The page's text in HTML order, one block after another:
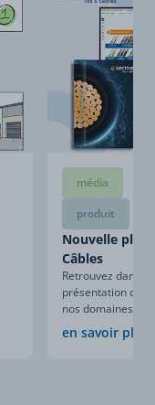
média
produit
Nouvelle
Câbles
Retrouvez dans
présentation
nos domaines
en savoir plus